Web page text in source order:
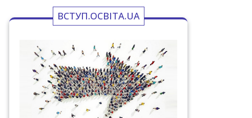
ВСТУП.ОСВІТА.UA